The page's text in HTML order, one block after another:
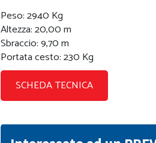
Peso: 2940 Kg
Altezza: 20,00 m
Sbraccio: 9,70 m
Portata cesto: 230 Kg
SCHEDA TECNICA